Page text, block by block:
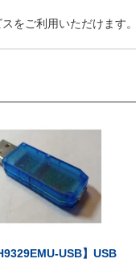
をご利用いただけます。
USB】USB